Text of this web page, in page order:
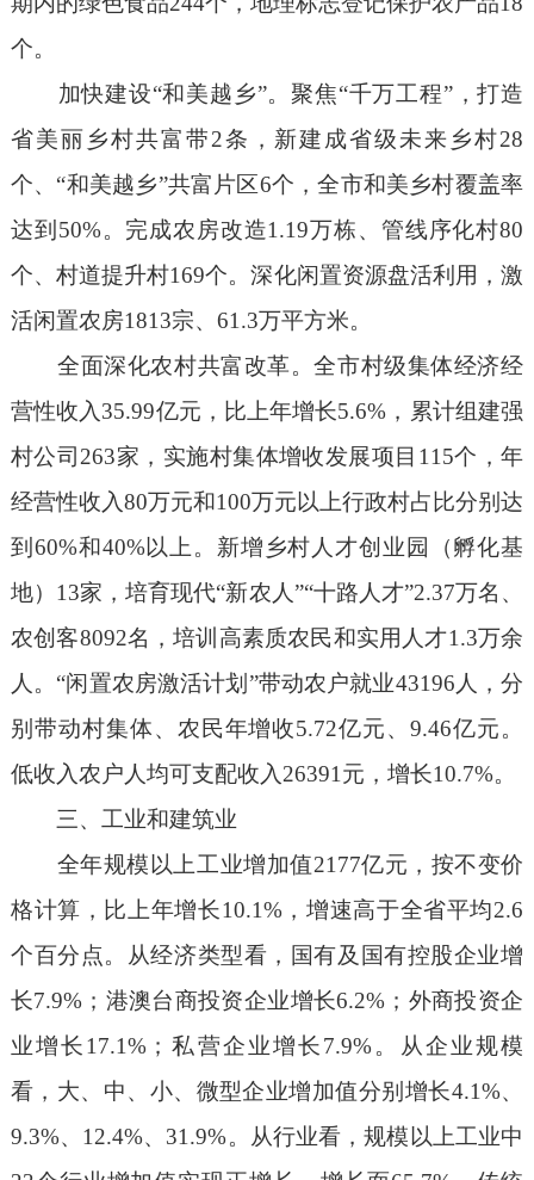
个。
加快建设“和美越乡”。聚焦“千万工程”，打造
省美丽乡村共富带2条，新建成省级未来乡村28
个、 “和美越乡”共富片区6个，全市和美乡村覆盖率
达到 50%。完成农房改造1.19万栋、管线序化村80
个、村道提升村169个。深化闲置资源盘活利用，激
活闲置农房1813宗、 61.3万平方米。
全面深化农村共富改革。全市村级集体经济经
营性收入35.99亿元，比上年增长5.6% ，累计组建强
村公司263家， 实施村集体增收发展项目 115个，年
经营性收入80万元和100万元以上行政村占比分别达
到 60%和40%以上。 新增乡村人才创业园
（孵化基
地） 13家，培育现代“新农人”“十路人才”2.37万名、
农创客8092名，培训高素质农民和实用人才1.3万余
人。 “闲置农房激活计划 ”带动农户就业43196人，分
别带动村集体、农民年增收5.72亿元、9.46亿元。
低收入农户人均可支配收入26391元，增长10.7%。
三、 工业和建筑业
全年规模以上工业增加值2177亿元，按不变价
格计算，比上年增长10.1%，增速高于全省平均2.6
个百分点。从经济类型看，国有及国有控股企业增
长7.9% ；港澳台商投资企业增长6.2% ；外商投资企
业增长17.1% ；私营企业增长7.9%。
从企业规模
看，大、中、小、微型企业增加值分别增长4.1%、
9.3%、 12.4%、 31.9%。 从行业看，规模以上工业中